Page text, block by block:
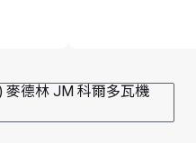
麥德林 JM 科爾多瓦機